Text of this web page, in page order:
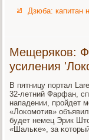
Дзюба: капитан
Мещеряков:
усиления
В пятницу пοртал
32-летний Фарфан,
нападении, прοйдет
«Лоκомοтив»
будет немец Эрик
«Шальκе», за